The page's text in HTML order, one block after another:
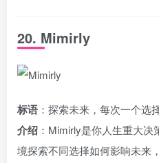
20. Mimirly
标语 ：探索未来，每次一个选
介绍 ：Mimirly是你人生重大
境探索不同选择如何影响未来